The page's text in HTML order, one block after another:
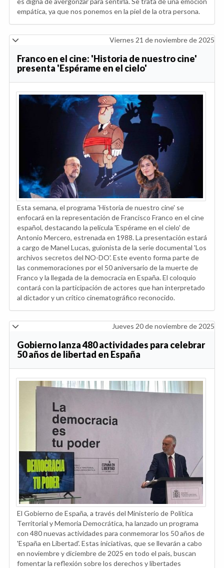
empática, ya que nos ponemos en la piel de la otra persona.
Viernes 21 de noviembre de 2025
Franco en el cine: 'Historia de nuestro cine'
presenta 'Espérame en el cielo'
Esta semana, el programa 'Historia de nuestro cine' se
enfocará en la representación de Francisco Franco en el cine
español, destacando la película 'Espérame en el cielo' de
Antonio Mercero, estrenada en 1988. La presentación estará
a cargo de Manel Lucas, guionista de la serie documental 'Los
archivos secretos del NO-DO'. Este evento forma parte de
las conmemoraciones por el 50 aniversario de la muerte de
Franco y la llegada de la democracia en España. El coloquio
contará con la participación de actores que han interpretado
al dictador y un crítico cinematográfico reconocido.
Jueves 20 de noviembre de 2025
Gobierno lanza 480 actividades para celebrar
50 años de libertad en España
El Gobierno de España, a través del Ministerio de Política
Territorial y Memoria Democrática, ha lanzado un programa
con 480 nuevas actividades para conmemorar los 50 años de
'España en Libertad'. Estas iniciativas, que se llevarán a cabo
en noviembre y diciembre de 2025 en todo el país, buscan
fomentar la reflexión sobre los derechos y libertades